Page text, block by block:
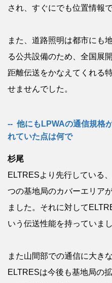
され、すぐにでも位置情報
また、道路照明は都市にも
る公共設備のため、全国展
距離伝送をかなえてくれる
せませんでした。
他にもLPWAの通信規格
れていた点は何で
杉尾
ELTRESより先行している
つの基地局のカバーエリア
ました。それに対して
いう伝送性能を持っていまし
また山間部での通信に大き
ELTRESは今後も基地局の